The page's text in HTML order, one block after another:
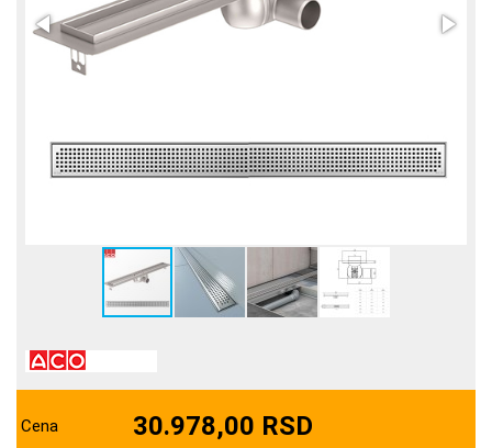
Cena 30.978,00 RSD